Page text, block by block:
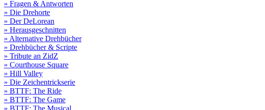
» Fragen & Antworten
» Die Drehorte
» Der DeLorean
» Herausgeschnitten
» Alternative Drehbücher
» Drehbücher & Scripte
» Tribute an ZidZ
» Courthouse Square
» Hill Valley
» Die Zeichentrickserie
» BTTF: The Ride
» BTTF: The Game
» BTTF: The Musical